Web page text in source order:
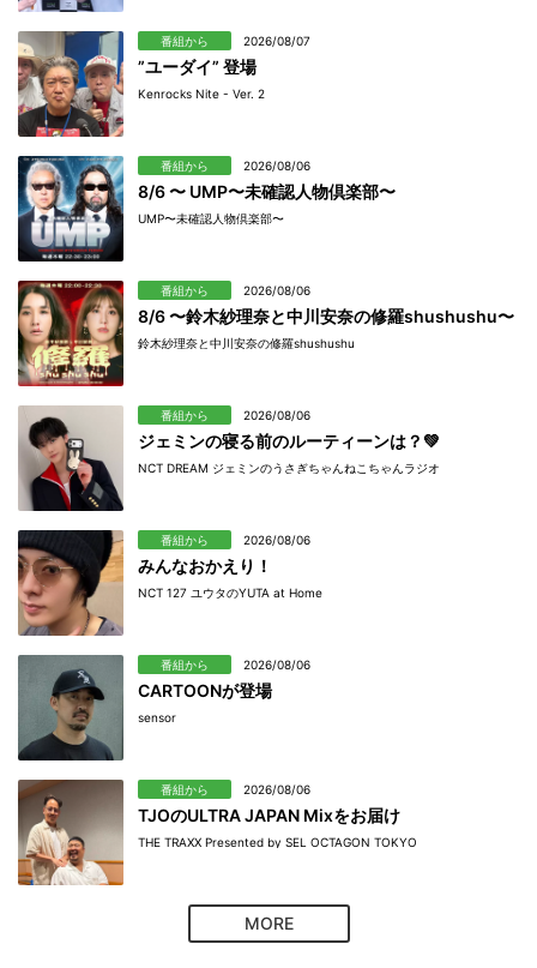
番組から 2026/08/07
”ユーダイ” 登場
Kenrocks Nite - Ver. 2
番組から 2026/08/06
8/6 〜 UMP〜未確認人物倶楽部〜
UMP〜未確認人物倶楽部〜
番組から 2026/08/06
8/6 〜鈴木紗理奈と中川安奈の修羅shushushu〜
鈴木紗理奈と中川安奈の修羅shushushu
番組から 2026/08/06
ジェミンの寝る前のルーティーンは？💚
NCT DREAM ジェミンのうさぎちゃんねこちゃんラジオ
番組から 2026/08/06
みんなおかえり！
NCT 127 ユウタのYUTA at Home
番組から 2026/08/06
CARTOONが登場
sensor
番組から 2026/08/06
TJOのULTRA JAPAN Mixをお届け
THE TRAXX Presented by SEL OCTAGON TOKYO
MORE